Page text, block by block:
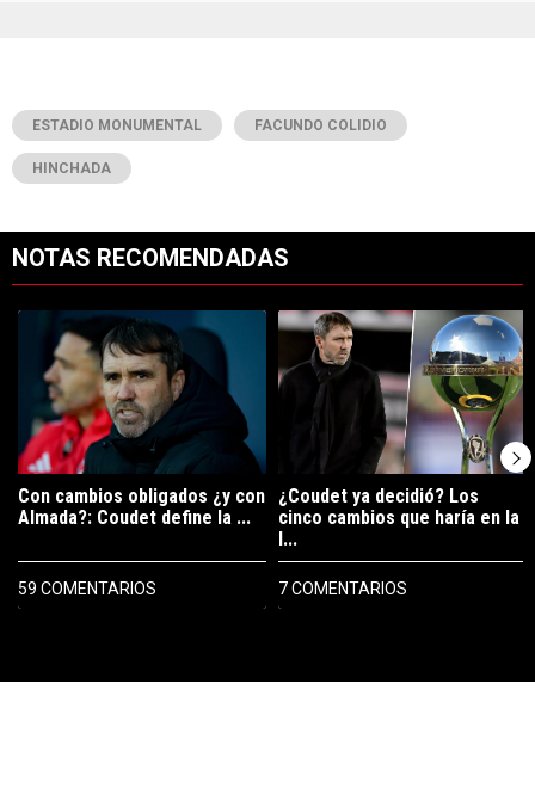
ESTADIO MONUMENTAL FACUNDO COLIDIO
HINCHADA
NOTAS RECOMENDADAS
Un artículo de tendencia con el título "Con cambios obligados ¿y
Con cambios obligados ¿y con
Almada?: Coudet define la ...
59 COMENTARIOS
Un artículo de tendencia con el
¿Coudet ya decidió? Los
cinco cambios que haría en la
l...
7 COMENTARIOS